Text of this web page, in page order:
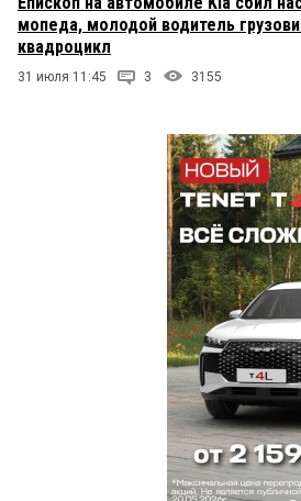
мопеда, молодой водитель
квадроцикл
31 июля 11:45 3 3155